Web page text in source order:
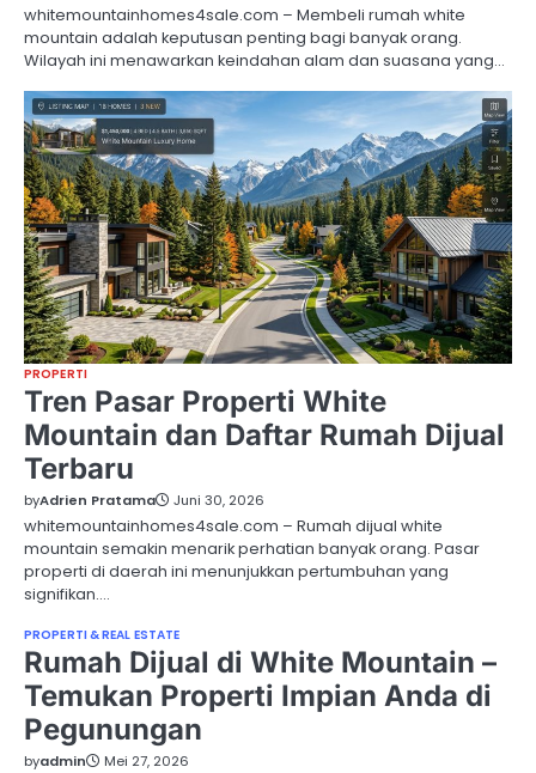
whitemountainhomes4sale.com – Membeli rumah white
mountain adalah keputusan penting bagi banyak orang.
Wilayah ini menawarkan keindahan alam dan suasana yang…
PROPERTI
Tren Pasar Properti White
Mountain dan Daftar Rumah Dijual
Terbaru
byAdrien Pratama Juni 30, 2026
whitemountainhomes4sale.com – Rumah dijual white
mountain semakin menarik perhatian banyak orang. Pasar
properti di daerah ini menunjukkan pertumbuhan yang
signifikan.…
PROPERTI & REAL ESTATE
Rumah Dijual di White Mountain –
Temukan Properti Impian Anda di
Pegunungan
byadmin Mei 27, 2026